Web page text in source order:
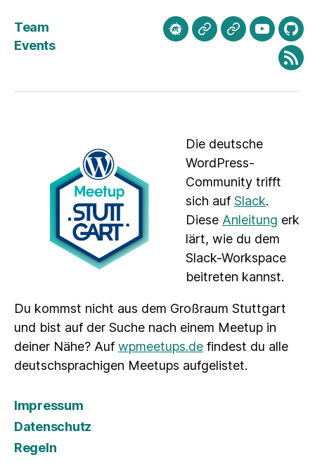
Team
Events
meetup.com
Mastodon
BlueskyYoutube
Die deutsche
WordPress-
Community trifft
sich auf Slack.
Diese Anleitung erk
lärt, wie du dem
Slack-Workspace
beitreten kannst.
Du kommst nicht aus dem Großraum Stuttgart
und bist auf der Suche nach einem Meetup in
deiner Nähe? Auf wpmeetups.de findest du alle
deutschsprachigen Meetups aufgelistet.
Impressum
Datenschutz
Regeln